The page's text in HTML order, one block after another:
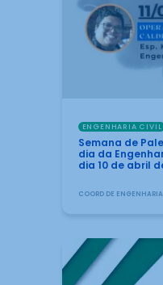
ENGENHARIA CIVIL
Semana de
dia da
dia 10 de abril
COORD DE